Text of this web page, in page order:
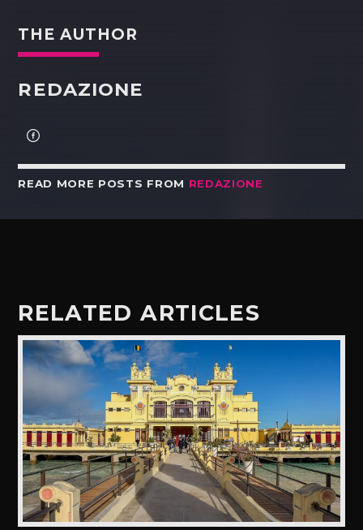
THE AUTHOR
REDAZIONE
READ MORE POSTS FROM REDAZIONE
RELATED ARTICLES